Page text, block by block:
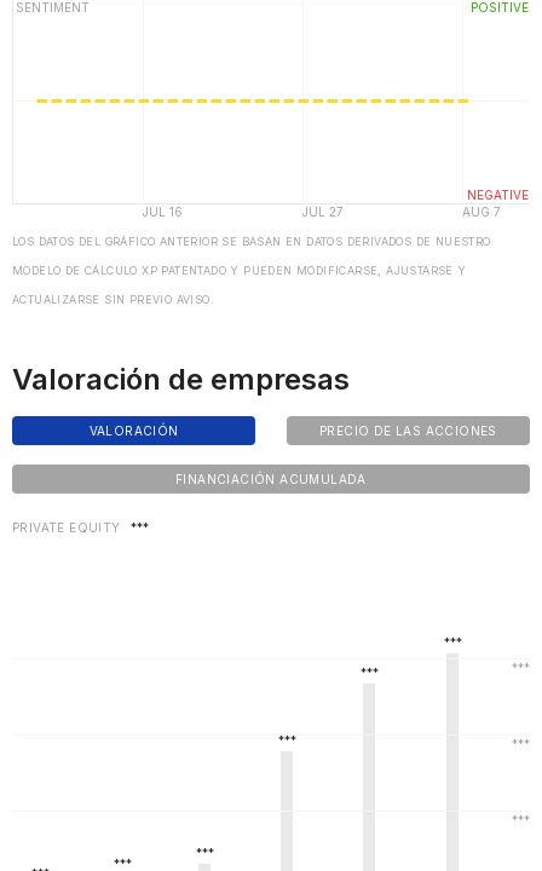
LOS DATOS DEL GRÁFICO ANTERIOR SE BASAN EN DATOS DERIVADOS DE NUESTRO
MODELO DE CÁLCULO XP PATENTADO Y PUEDEN MODIFICARSE, AJUSTARSE Y
ACTUALIZARSE SIN PREVIO AVISO.
Valoración de empresas
VALORACIÓN PRECIO DE LAS ACCIONES
FINANCIACIÓN ACUMULADA
PRIVATE EQUITY ***